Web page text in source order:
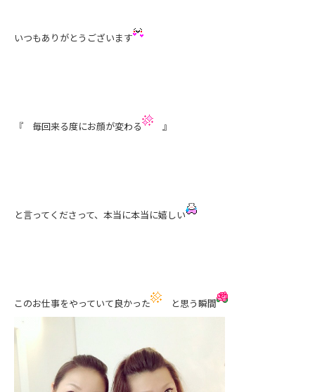
いつもありがとうございます
『 毎回来る度にお顔が変わる 』
と言ってくださって、本当に本当に嬉しい
このお仕事をやっていて良かった と思う瞬間